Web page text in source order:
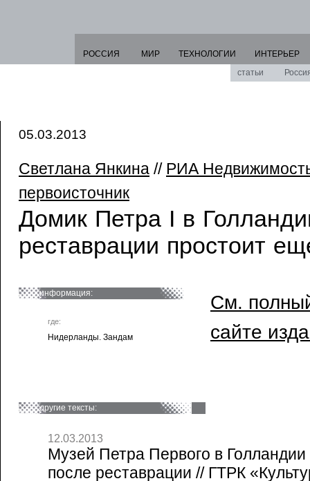
РОССИЯ МИР ТЕХНОЛОГИИ
ИНТЕРЬЕР
статьи
05.03.2013
Светлана Янкина // РИА
первоисточник
Домик Петра I в
реставрации простоит
информация:
где:
Нидерланды. Зандам
См.
сайте
другие тексты:
12.03.2013
Музей Петра Первого в
после реставрации // ГТРК